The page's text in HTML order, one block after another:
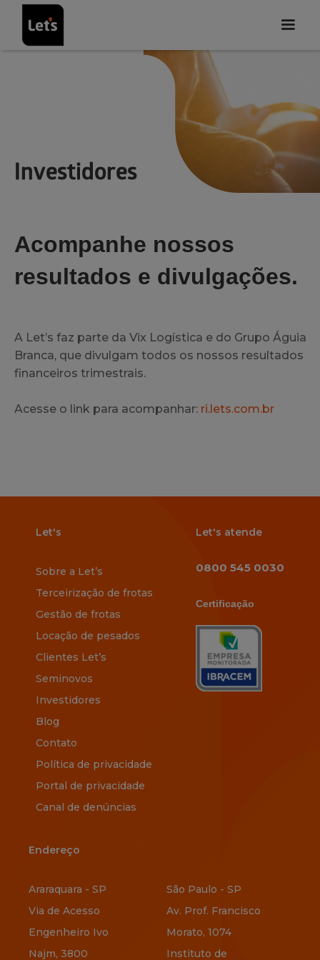
Investidores
Acompanhe nossos
resultados e divulgações.
A Let’s faz parte da Vix Logística e do Grupo Águia
Branca, que divulgam todos os nossos resultados
financeiros trimestrais.
Acesse o link para acompanhar: ri.lets.com.br
Let's
Sobre a Let’s
Terceirização de frotas
Gestão de frotas
Locação de pesados
Clientes Let’s
Seminovos
Investidores
Blog
Contato
Política de privacidade
Portal de privacidade
Canal de denúncias
Let's atende
0800 545 0030
Certificação
Endereço
Araraquara - SP
Via de Acesso
Engenheiro Ivo
Najm, 3800
São Paulo - SP
Av. Prof. Francisco
Morato, 1074
Instituto de